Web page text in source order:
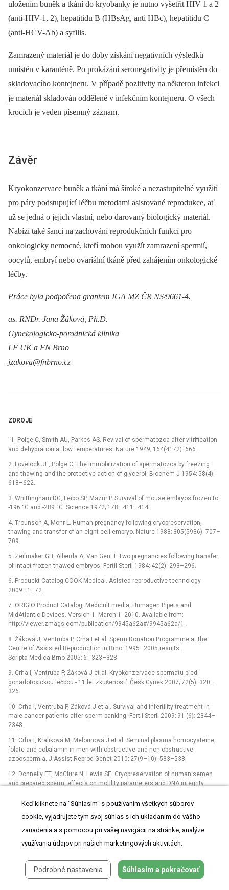
uložením buněk a tkání do kryobanky je nutno vyšetřit HIV 1 a 2
(anti-HIV-1, 2), hepatitidu B (HBsAg, anti HBc), hepatitidu C
(anti-HCV-Ab) a syfilis.
Zamrazený materiál je do doby získání negativních výsledků
umístěn v karanténě. Po prokázání seronegativity je přemístěn do
skladovacího kontejneru. V případě pozitivity na některou infekci
je materiál skladován odděleně v infekčním kontejneru. O všech
krocích je veden písemný záznam.
Závěr
Kryokonzervace buněk a tkání má široké a nezastupitelné využití
pro páry podstupující léčbu metodami asistované reprodukce, ať
už se jedná o jejich vlastní, nebo darovaný biologický materiál.
Nabízí také šanci na zachování reprodukčních funkcí pro
onkologicky nemocné, kteří mohou využít zamrazení spermií,
oocytů, embryí nebo ovariální tkáně před zahájením onkologické
léčby.
Práce byla podpořena grantem IGA MZ ČR NS/9661-4.
as. RNDr. Jana Žáková, Ph.D.
Gynekologicko-porodnická klinika
LF UK a FN Brno
jzakova@fnbrno.cz
ZDROJE
¨1. Polge C, Smith AU, Parkes AS. Revival of spermatozoa after vitrification
and dehydration at low temperatures. Nature 1949; 164(4172): 666.
2. Lovelock JE, Polge C. The immobilization of spermatozoa by freezing
and thawing and the protective action of glycerol. Biochem J 1954; 58(4):
618–622.
3. Whittingham DG, Leibo SP, Mazur P. Survival of mouse embryos frozen to
-196 °C and -289 °C. Science 1972; 178 : 411–414.
4. Trounson A, Mohr L. Human pregnancy following cryopreservation,
thawing and transfer of an eight-cell embryo. Nature 1983; 305(5936): 707–
709.
5. Zeilmaker GH, Alberda A, Van Gent I. Two pregnancies following transfer
of intact frozen-thawed embryos. Fertil Steril 1984; 42(2): 293–296.
6. Produckt Catalog COOK Medical. Asisted reproductive technology
2009 : 1–72.
7. ORIGIO Product Catalog, Medicult media, Humagen Pipets and
MidAtlantic Devices. Version 1. March 1. 2010. Available from:
http://viewer.zmags.com/publication/9945a62a#/9945a62a/1.
8. Žáková J, Ventruba P, Crha I et al. Sperm Donation Programme at the
Centre of Assisted Reproduction in Brno: 1995–2005 results.
Scripta Medica Brno 2005; 6 : 323–328.
9. Crha I, Ventruba P, Žáková J et al. Kryokonzervace spermatu před
gonadotoxickou léčbou -⁠ 11 let zkušeností. Česk Gynek 2007; 72(5): 320–
326.
10. Crha I, Ventruba P, Žáková J et al. Survival and infertility treatment in
male cancer patients after sperm banking. Fertil Steril 2009; 91 (6): 2344–
2348.
11. Crha I, Kraliková M, Melounová J et al. Seminal plasma homocysteine,
folate and cobalamin in men with obstructive and non-obstructive
azoospermia. J Assist Reprod Genet 2010; 27(9–10): 533–538.
12. Donnelly ET, McClure N, Lewis SE. Cryopreservation of human semen
and prepared sperm: effects on motility parameters and DNA integrity.
13. O’Connell MO, McClure N, Lewis SE. The effects of cryopreservation on
sperm morphology, motility and mitochondrial function. Hum Reprod 2001;
17(3): 704–709.
14. Chen C. Pregnancy after human oocyte cryo­preservation. Lancet 1986;
15. Tucker MJ. Human oocyte and embryo cryopreservation. The Past and
Science of Assisted Reproductive Techniques. London, New York: Taylor §
Keď kliknete na "Súhlasím" s používaním všetkých súborov
cookie, vyjadrujete tým svoj súhlas s ich ukladaním do vášho
zariadenia a s pomocou pri vašej navigácii na stránke, analýze
využívania údajov pri našich marketingových aktivitách.
Podrobné nastavenia Súhlasím a pokračovať